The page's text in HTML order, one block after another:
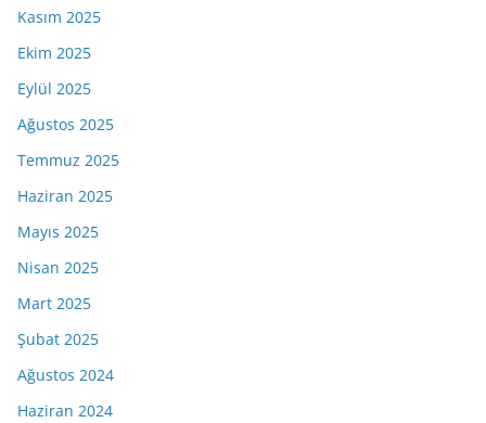
Kasım 2025
Ekim 2025
Eylül 2025
Ağustos 2025
Temmuz 2025
Haziran 2025
Mayıs 2025
Nisan 2025
Mart 2025
Şubat 2025
Ağustos 2024
Haziran 2024